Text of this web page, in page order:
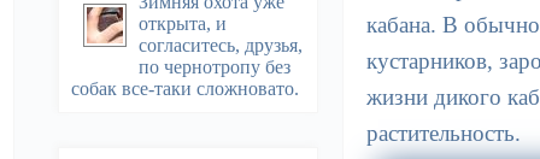
открыта, и
согласитесь, друзья,
по чернотропу без
собак все-таки сложновато.
кабана. В
кустарников,
жизни дикого
растительность.